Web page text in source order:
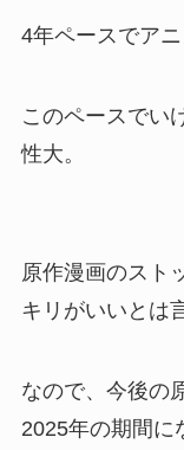
4年ペースでアニ
このペースでい
性大。
原作漫画のスト
キリがいいとは
なので、今後の
2025年の期間に